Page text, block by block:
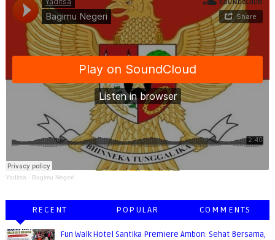
Yaditsa · Bagimu Negeri
RECENT POPULAR COMMENTS
Fun Walk Hotel Santika Premiere Ambon: Sehat Bersama,